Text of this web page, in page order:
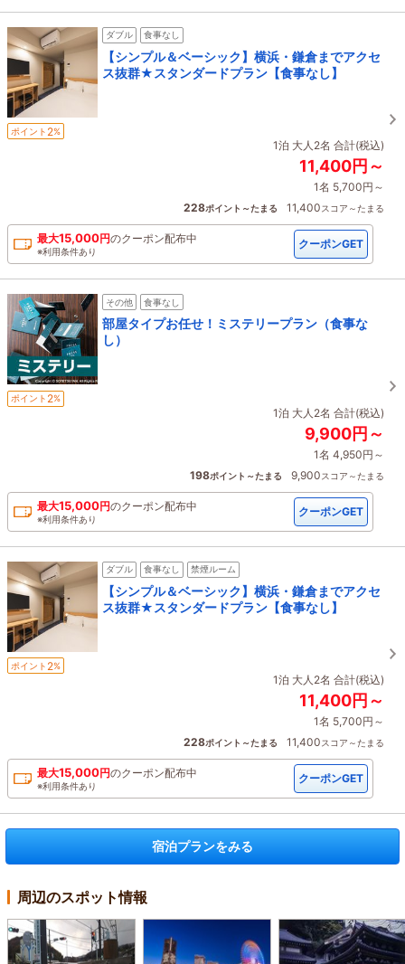
ダブル 食事なし
【シンプル＆ベーシック】横浜・鎌倉までアクセ
ス抜群★スタンダードプラン【食事なし】
ポイント 2%
1泊 大人2名 合計(税込)
11,400円～
1名 5,700円～
228ポイント～たまる 11,400スコア～たまる
最大15,000円のクーポン配布中
※利用条件あり
クーポンGET
その他 食事なし
部屋タイプお任せ！ミステリープラン（食事な
し）
ポイント 2%
1泊 大人2名 合計(税込)
9,900円～
1名 4,950円～
198ポイント～たまる 9,900スコア～たまる
最大15,000円のクーポン配布中
※利用条件あり
クーポンGET
ダブル 食事なし 禁煙ルーム
【シンプル＆ベーシック】横浜・鎌倉までアクセ
ス抜群★スタンダードプラン【食事なし】
ポイント 2%
1泊 大人2名 合計(税込)
11,400円～
1名 5,700円～
228ポイント～たまる 11,400スコア～たまる
最大15,000円のクーポン配布中
※利用条件あり
クーポンGET
宿泊プランをみる
周辺のスポット情報